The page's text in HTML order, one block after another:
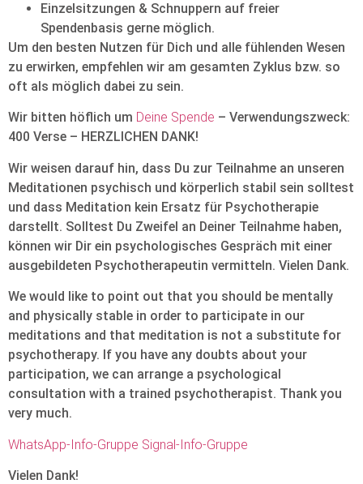
Einzelsitzungen & Schnuppern auf freier
Spendenbasis gerne möglich.
Um den besten Nutzen für Dich und alle fühlenden Wesen
zu erwirken, empfehlen wir am gesamten Zyklus bzw. so
oft als möglich dabei zu sein.
Wir bitten höflich um Deine Spende – Verwendungszweck:
400 Verse – HERZLICHEN DANK!
Wir weisen darauf hin, dass Du zur Teilnahme an unseren
Meditationen psychisch und körperlich stabil sein solltest
und dass Meditation kein Ersatz für Psychotherapie
darstellt. Solltest Du Zweifel an Deiner Teilnahme haben,
können wir Dir ein psychologisches Gespräch mit einer
ausgebildeten Psychotherapeutin vermitteln. Vielen Dank.
We would like to point out that you should be mentally
and physically stable in order to participate in our
meditations and that meditation is not a substitute for
psychotherapy. If you have any doubts about your
participation, we can arrange a psychological
consultation with a trained psychotherapist. Thank you
very much.
WhatsApp-Info-Gruppe Signal-Info-Gruppe
Vielen Dank!